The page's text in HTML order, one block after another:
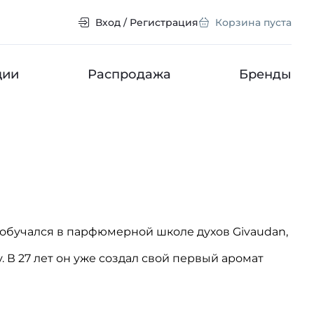
Вход / Регистрация Корзина пуста
Распродажа Бренды
в парфюмерной школе духов Givaudan,
27 лет он уже создал свой первый аромат